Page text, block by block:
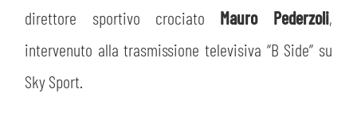
STORE
MUSEO
MEDIA
direttore sportivo crociato Mauro Pederzoli,
intervenuto alla trasmissione televisiva “B Side” su
Sky Sport.